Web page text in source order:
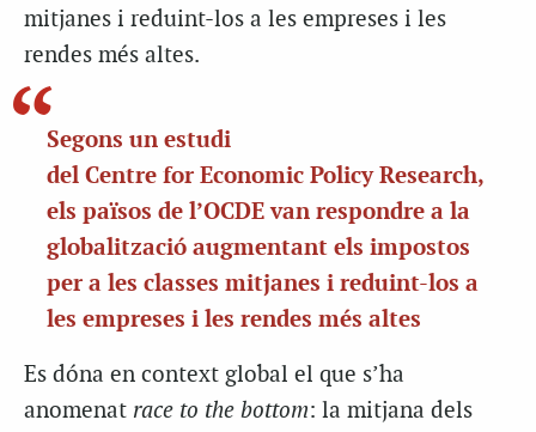
mitjanes i reduint-los a les empreses i les
rendes més altes.
Segons un estudi
del Centre for Economic Policy Research,
els països de l’OCDE van respondre a la
globalització augmentant els impostos
per a les classes mitjanes i reduint-los a
les empreses i les rendes més altes
Es dóna en context global el que s’ha
anomenat race to the bottom: la mitjana dels